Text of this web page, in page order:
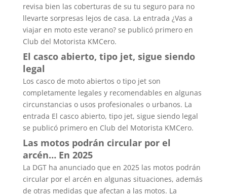
revisa bien las coberturas de su tu seguro para no
llevarte sorpresas lejos de casa. La entrada ¿Vas a
viajar en moto este verano? se publicó primero en
Club del Motorista KMCero.
El casco abierto, tipo jet, sigue siendo
legal
Los casco de moto abiertos o tipo jet son
completamente legales y recomendables en algunas
circunstancias o usos profesionales o urbanos. La
entrada El casco abierto, tipo jet, sigue siendo legal
se publicó primero en Club del Motorista KMCero.
Las motos podrán circular por el
arcén… En 2025
La DGT ha anunciado que en 2025 las motos podrán
circular por el arcén en algunas situaciones, además
de otras medidas que afectan a las motos. La